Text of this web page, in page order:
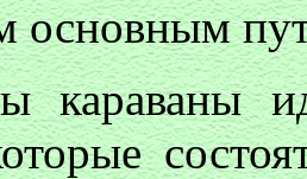
основным
караваны